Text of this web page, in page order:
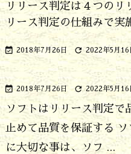
リリース判定は４つのリ
リース判定の仕組みで実
 2018年7月26日  2022年5月16
 2018年7月26日  2022年5月16
ソフトはリリース判定で
止めて品質を保証するソ
に大切な事は、ソフ ...